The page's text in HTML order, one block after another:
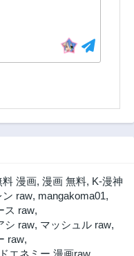
料 漫画, 漫画 無料, K-漫神
ン raw, mangakoma01,
ス raw,
シ raw, マッシュル raw,
raw,
エネミー 漫画raw